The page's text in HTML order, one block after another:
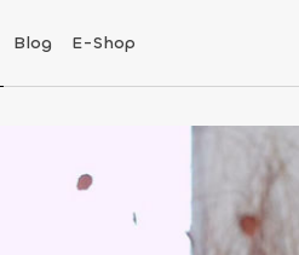
Blog E-Shop